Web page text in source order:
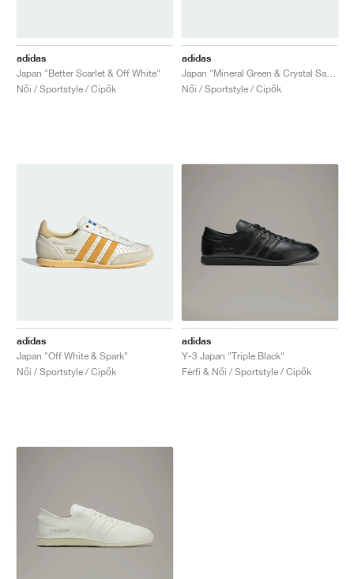
adidas
Japan "Better Scarlet & Off White"
Női / Sportstyle / Cipők
adidas
Női / Sportstyle / Cipők
adidas
Japan "Off White & Spark"
Női / Sportstyle / Cipők
adidas
Y-3 Japan "Triple Black"
Férfi & Női / Sportstyle / Cipők